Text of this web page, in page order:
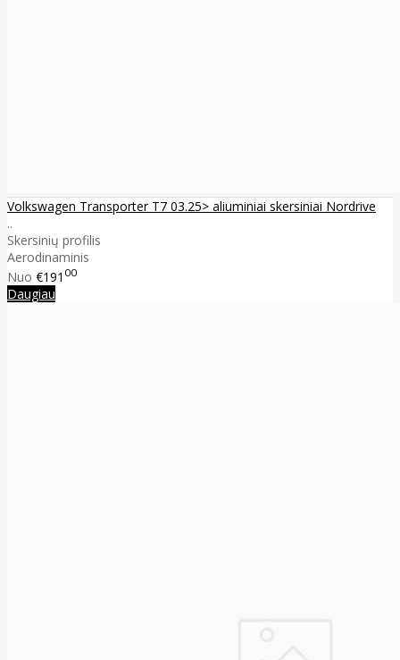
Volkswagen Transporter T7 03.25> aliuminiai skersiniai Nordrive
..
Skersinių profilis
Aerodinaminis
Nuo €191 00
Daugiau